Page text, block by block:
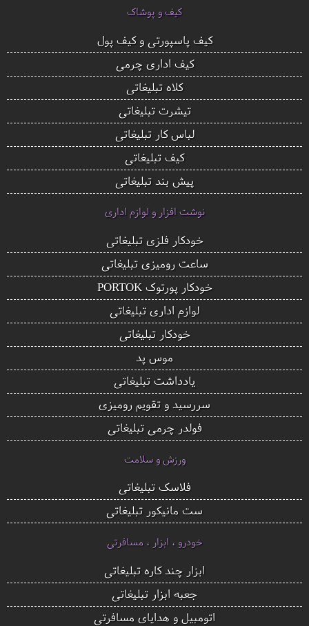
کیف و پوشاک
کیف پاسپورتی و کیف پول
کیف اداری چرمی
کلاه تبلیغاتی
تیشرت تبلیغاتی
لباس کار تبلیغاتی
کیف تبلیغاتی
پیش بند تبلیغاتی
نوشت افزار و لوازم اداری
خودکار فلزی تبلیغاتی
ساعت رومیزی تبلیغاتی
خودکار پورتوک PORTOK
لوازم اداری تبلیغاتی
خودکار تبلیغاتی
موس پد
یادداشت تبلیغاتی
سررسید و تقویم رومیزی
فولدر چرمی تبلیغاتی
ورزش و سلامت
فلاسک تبلیغاتی
ست مانیکور تبلیغاتی
خودرو ، ابزار ، مسافرتی
ابزار چند کاره تبلیغاتی
جعبه ابزار تبلیغاتی
اتومبیل و هدایای مسافرتی